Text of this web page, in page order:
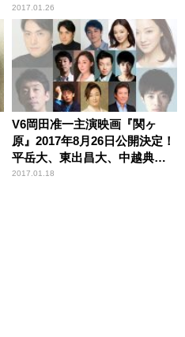
ツ映画大賞」での出来事を語
る
2017.01.26
V6岡田准一主演映画『関ヶ
原』2017年8月26日公開決定！
平岳大、東出昌大、中越典子
など豪華キャストが発表！
2017.01.18